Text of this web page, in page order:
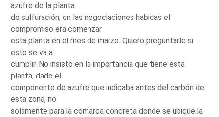
azufre de la planta
de sulfuración; en las negociaciones habidas el
compromiso era comenzar
esta planta en el mes de marzo. Quiero preguntarle si
esto se va a
cumplir. No insisto en la importancia que tiene esta
planta, dado el
componente de azufre que indicaba antes del carbón de
esta zona, no
solamente para la comarca concreta donde se ubique la